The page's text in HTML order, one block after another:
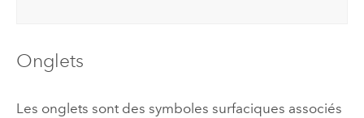
Onglets
Les onglets sont des symboles surfaciques associés